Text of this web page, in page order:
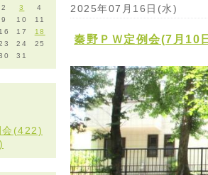
2 3
4
9 10
11
16 17
18
24
25
31
会(422)
2025年07月16日(水)
秦野ＰＷ定例会(7月10